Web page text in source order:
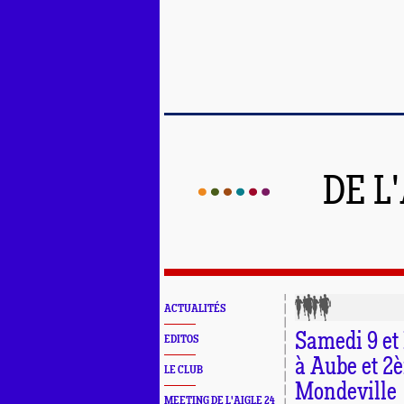
DE
ACTUALITÉS
EDITOS
LE CLUB
MEETING DE L'AIGLE 24
Samedi 9
à Aube et
Mondeville